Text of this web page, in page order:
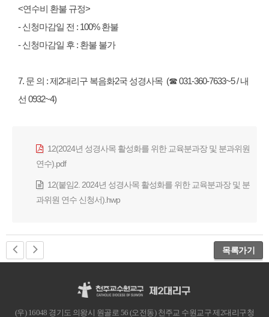
<연수비 환불 규정>
- 신청마감일 전 : 100% 환불
- 신청마감일 후 : 환불 불가
7. 문 의 : 제2대리구 복음화2국 성경사목 (☎ 031-360-7633~5 / 내
선 0932~4)
12(2024년 성경사목 활성화를 위한 교육분과장 및 분과위원
연수).pdf
12(붙임2. 2024년 성경사목 활성화를 위한 교육분과장 및 분
과위원 연수 신청서).hwp
목록가기
(우) 16048 경기도 의왕시 원골로 56 (오전동) 천주교 수원교구 제2대리구청